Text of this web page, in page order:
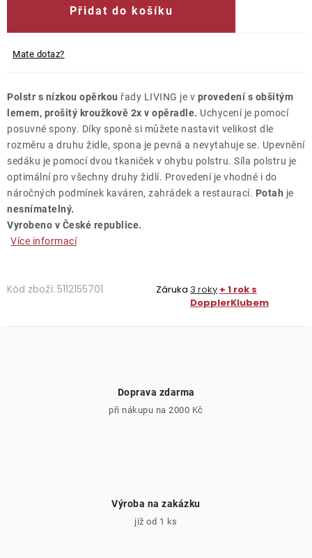
Přidat do košíku
Mate dotaz?
Polstr s nízkou opěrkou řady LIVING je v provedení s obšitým
lemem, prošitý kroužkově 2x v opěradle. Uchycení je pomocí
posuvné spony. Díky sponě si můžete nastavit velikost dle
rozměru a druhu židle, spona je pevná a nevytahuje se. Upevnění
sedáku je pomocí dvou tkaniček v ohybu polstru. Síla polstru je
optimální pro všechny druhy židlí. Provedení je vhodné i do
náročných podmínek kaváren, zahrádek a restaurací. Potah je
nesnímatelný.
Vyrobeno v České republice.
Více informací
Kód zboží: 5112155701 Záruka 3 roky + 1 rok s
DopplerKlubem
Doprava zdarma
při nákupu na 2000 Kč
Výroba na zakázku
již od 1 ks